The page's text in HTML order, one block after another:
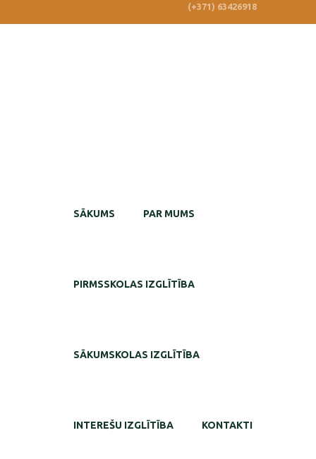
(+371) 63426918
SĀKUMS PAR MUMS
PIRMSSKOLAS IZGLĪTĪBA
SĀKUMSKOLAS IZGLĪTĪBA
INTEREŠU IZGLĪTĪBA KONTAKTI